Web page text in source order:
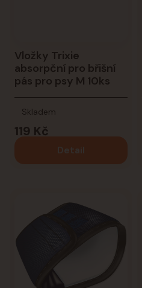
Vložky Trixie
absorpční pro břišní
pás pro psy M 10ks
119 Kč
Skladem
Detail